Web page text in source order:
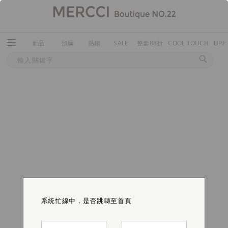
新品 預購 熱銷 SALE 整套88折 COOL TOUCH
系統忙線中，是否跳轉至首頁
系統忙線中，是否跳轉至首頁
系統忙線中，是否跳轉至首頁
系統忙線中，是否跳轉至首頁
系統忙線中，是否跳轉至首頁